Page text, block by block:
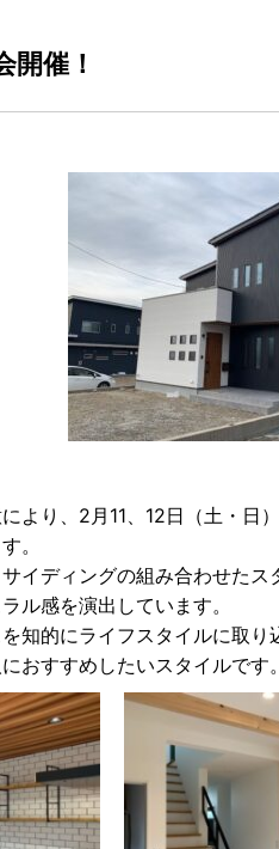
開催！
より、2月11、12日（土・
。
イディングの組み合わせた
ル感を演出しています。
知的にライフスタイルに取
おすすめしたいスタイルです。